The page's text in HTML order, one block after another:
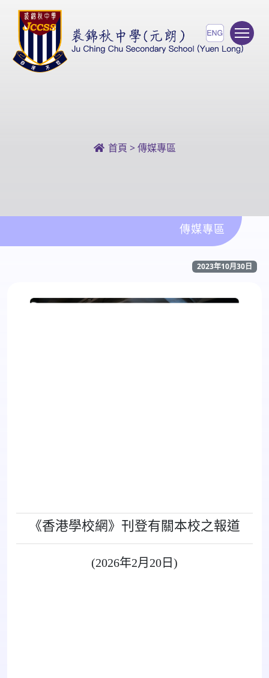
首頁 > 傳媒專區
傳媒專區
2023年10月30日
《香港學校網》刊登有關本校之報道
(2026年2月20日)